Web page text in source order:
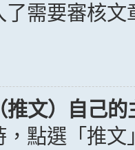
需要審核
文）自己的
，點選「推